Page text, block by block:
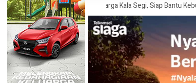
Tampung Aspirasi Warga Kala Segi, Siap Bantu Kebutuhan